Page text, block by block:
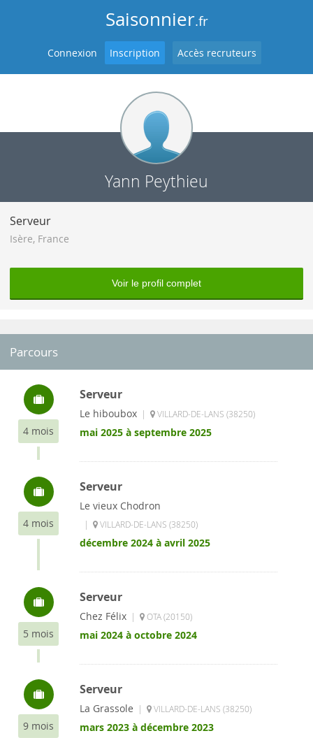
Saisonnier.fr
Connexion Inscription Accès recruteurs
Yann Peythieu
Serveur
Isère, France
Voir le profil complet
Parcours
4 mois
Serveur
Le hiboubox | VILLARD-DE-LANS (38250)
mai 2025 à septembre 2025
4 mois
Serveur
Le vieux Chodron
| VILLARD-DE-LANS (38250)
décembre 2024 à avril 2025
5 mois
Serveur
Chez Félix | OTA (20150)
mai 2024 à octobre 2024
9 mois
Serveur
La Grassole | VILLARD-DE-LANS (38250)
mars 2023 à décembre 2023